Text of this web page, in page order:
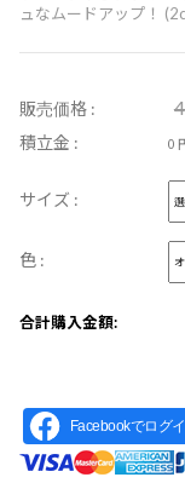
ュなムードアップ！
販売価格 :
積立金 : 0
サイズ :
色 :
合計購入金額:
Facebookでログ